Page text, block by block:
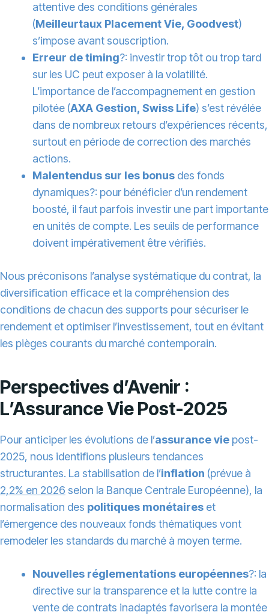
attentive des conditions générales
(Meilleurtaux Placement Vie, Goodvest)
s’impose avant souscription.
Erreur de timing?: investir trop tôt ou trop tard
sur les UC peut exposer à la volatilité.
L’importance de l’accompagnement en gestion
pilotée (AXA Gestion, Swiss Life) s’est révélée
dans de nombreux retours d’expériences récents,
surtout en période de correction des marchés
actions.
Malentendus sur les bonus des fonds
dynamiques?: pour bénéficier d’un rendement
boosté, il faut parfois investir une part importante
en unités de compte. Les seuils de performance
doivent impérativement être vérifiés.
Nous préconisons l’analyse systématique du contrat, la
diversification efficace et la compréhension des
conditions de chacun des supports pour sécuriser le
rendement et optimiser l’investissement, tout en évitant
les pièges courants du marché contemporain.
Perspectives d’Avenir :
L’Assurance Vie Post-2025
Pour anticiper les évolutions de l’assurance vie post-
2025, nous identifions plusieurs tendances
structurantes. La stabilisation de l’inflation (prévue à
2,2% en 2026 selon la Banque Centrale Européenne), la
normalisation des politiques monétaires et
l’émergence des nouveaux fonds thématiques vont
remodeler les standards du marché à moyen terme.
Nouvelles réglementations européennes?: la
directive sur la transparence et la lutte contre la
vente de contrats inadaptés favorisera la montée